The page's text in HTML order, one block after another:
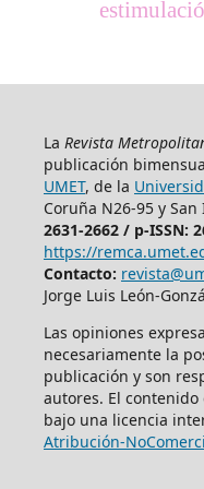
La Revista
publicación
UMET, de la
Coruña N26-95 y
2631-2662 / p-ISSN:
https://
Contacto:
Jorge Luis León-
Las opiniones
necesariamente la
publicación y son
autores. El
bajo una licencia
Atribución-